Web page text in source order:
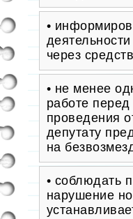
•
через
• не менее
работе
проведения
депутату
на
• соблюдать
нарушение